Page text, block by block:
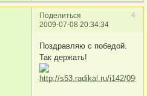
Поделиться
4
2009-07-08 20:34:34
Поздравляю с победой.
Так держать!